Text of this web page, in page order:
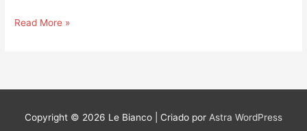
Read More »
Copyright © 2026 Le Bianco | Criado por Astra WordPress